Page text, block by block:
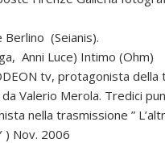
(Seianis).
Anni Luce) Intimo (Ohm)
tv, protagonista della
Valerio Merola. Tredici
nella trasmissione ”
) Nov. 2006